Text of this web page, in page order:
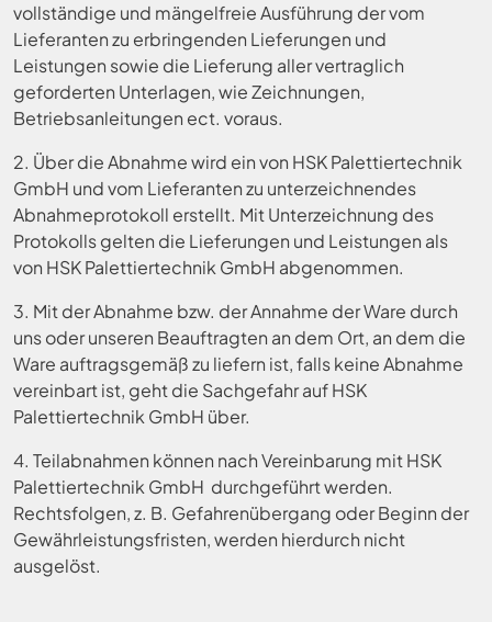
vollständige und mängelfreie Ausführung der vom
Lieferanten zu erbringenden Lieferungen und
Leistungen sowie die Lieferung aller vertraglich
geforderten Unterlagen, wie Zeichnungen,
Betriebsanleitungen ect. voraus.
2. Über die Abnahme wird ein von HSK Palettiertechnik
GmbH und vom Lieferanten zu unterzeichnendes
Abnahmeprotokoll erstellt. Mit Unterzeichnung des
Protokolls gelten die Lieferungen und Leistungen als
von HSK Palettiertechnik GmbH abgenommen.
3. Mit der Abnahme bzw. der Annahme der Ware durch
uns oder unseren Beauftragten an dem Ort, an dem die
Ware auftragsgemäß zu liefern ist, falls keine Abnahme
vereinbart ist, geht die Sachgefahr auf HSK
Palettiertechnik GmbH über.
4. Teilabnahmen können nach Vereinbarung mit HSK
Palettiertechnik GmbH durchgeführt werden.
Rechtsfolgen, z. B. Gefahrenübergang oder Beginn der
Gewährleistungsfristen, werden hierdurch nicht
ausgelöst.